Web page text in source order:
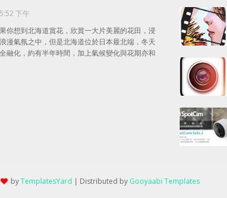
5:52 下午
你想到北海道賞花，欣賞一大片美麗的花田，浸
漫氣氛之中，但是北海道位於日本最北端，冬天
融化，約有半年時間，加上氣候變化與花期亦和
byTemplatesYard | Distributed by Gooyaabi Templates